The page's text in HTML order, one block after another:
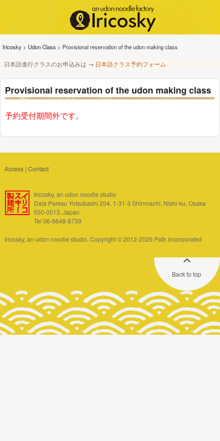
Iricosky > Udon Class > Provisional reservation of the udon making class
日本語進行クラスのお申込みは → 日本語クラス予約フォーム
Provisional reservation of the udon making class
予約受付期間外です。
Access| Contact
Iricosky, an udon noodle studio
Daia Paresu Yotsubashi 204, 1-31-3 Shinmachi, Nishi-ku, Osaka
550-0013, Japan
Tel 06-6648-8739
Iricosky, an udon noodle studio. Copyright © 2012-2026 Path Incorporated
Back to top